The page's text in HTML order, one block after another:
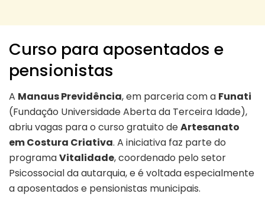
Curso para aposentados e
pensionistas
A Manaus Previdência, em parceria com a Funati
(Fundação Universidade Aberta da Terceira Idade),
abriu vagas para o curso gratuito deArtesanato
em Costura Criativa. A iniciativa faz parte do
programaVitalidade, coordenado pelo setor
Psicossocial da autarquia, e é voltada especialmente
a aposentados e pensionistas municipais.